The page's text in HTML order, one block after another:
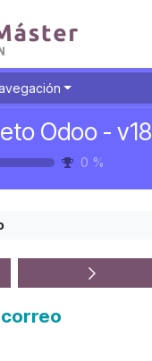
Odoo - v18
0 %